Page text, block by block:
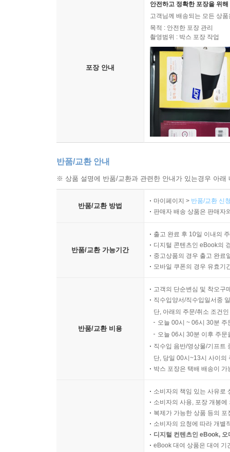
포장 안내
안전하고 정확한 포장을 위
고객님께 배송되는 모든 상
목적 : 안전한 포장 관리
촬영범위 : 박스 포장 작업
반품/교환 안내
※ 상품 설명에 반품/교환과 관련한 안내가 있는경우 아
반품/교환 방법
마이페이지 > 반품/교환 신
판매자 배송 상품은 판매자
반품/교환 가능기간
출고 완료 후 10일 이내의
디지털 콘텐츠인 eBook의
중고상품의 경우 출고 완료
모바일 쿠폰의 경우 유효기
반품/교환 비용
고객의 단순변심 및 착오구
직수입양서/직수입일서중
단, 아래의 주문/취소 조건
오늘 00시 ~ 06시 30분
오늘 06시 30분 이후 주
직수입 음반/영상물/기프트
단, 당일 00시~13시 사이의
박스 포장은 택배 배송이
소비자의 책임 있는 사유로
소비자의 사용, 포장 개봉
복제가 가능한 상품 등의
소비자의 요청에 따라 개별
디지털 컨텐츠인 eBook,
eBook 대여 상품은 대여 기